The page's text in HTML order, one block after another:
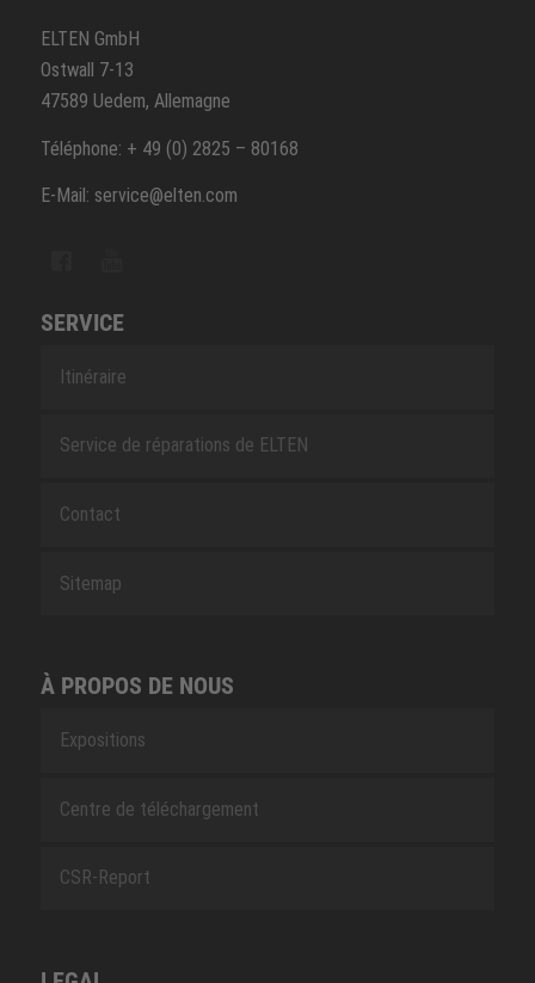
ELTEN GmbH
Ostwall 7-13
47589 Uedem, Allemagne
Téléphone: + 49 (0) 2825 – 80168
E-Mail: service@elten.com
SERVICE
Itinéraire
Service de réparations de ELTEN
Contact
Sitemap
À PROPOS DE NOUS
Expositions
Centre de téléchargement
CSR-Report